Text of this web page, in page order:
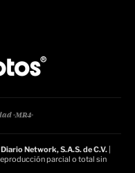
-MR4-
Diario Network, S.A.S. de C.V.
parcial o total sin